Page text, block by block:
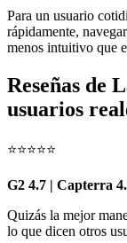
Para un usuario
rápidamente,
menos intuitivo que
Reseñas de
usuarios
⭐⭐⭐⭐⭐
G2 4.7 | Capterra
Quizás la mejor
lo que dicen otros